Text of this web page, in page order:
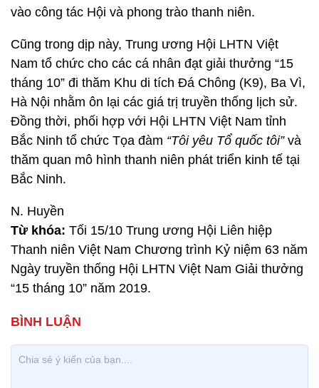
vào công tác Hội và phong trào thanh niên.
Cũng trong dịp này, Trung ương Hội LHTN Việt
Nam tổ chức cho các cá nhân đạt giải thưởng “15
tháng 10” đi thăm Khu di tích Đá Chông (K9), Ba Vì,
Hà Nội nhằm ôn lại các giá trị truyền thống lịch sử.
Đồng thời, phối hợp với Hội LHTN Việt Nam tỉnh
Bắc Ninh tổ chức Tọa đàm “Tôi yêu Tổ quốc tôi”và
thăm quan mô hình thanh niên phát triển kinh tế tại
Bắc Ninh.
N. Huyền
Từ khóa: Tối 15/10 Trung ương Hội Liên hiệp
Thanh niên Việt Nam Chương trình Kỷ niệm 63 năm
Ngày truyền thống Hội LHTN Việt Nam Giải thưởng
“15 tháng 10” năm 2019.